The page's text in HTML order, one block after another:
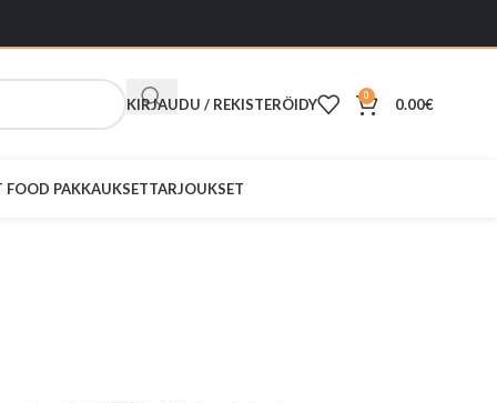
KIRJAUDU / REKISTERÖIDY 0 0.00€
FOOD PAKKAUKSETTARJOUKSET